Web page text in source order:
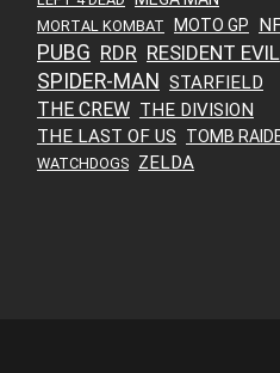
MORTAL KOMBAT MOTO GP
PUBG RDR RESIDENT EVIL
SPIDER-MAN STARFIELD
THE CREW THE DIVISION
THE LAST OF US
TOMB
WATCHDOGS ZELDA